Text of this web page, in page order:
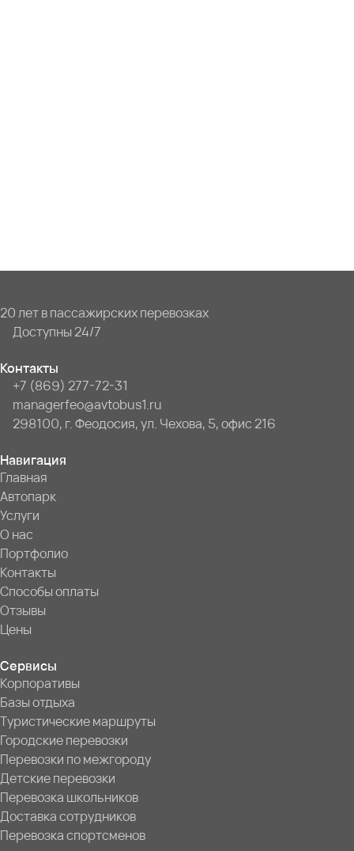
20 лет в пассажирских перевозках
Доступны 24/7
Контакты
+7 (869) 277-72-31
managerfeo@avtobus1.ru
298100, г. Феодосия, ул. Чехова, 5, офис 216
Навигация
Главная
Автопарк
Услуги
О нас
Портфолио
Контакты
Способы оплаты
Отзывы
Цены
Сервисы
Корпоративы
Базы отдыха
Туристические маршруты
Городские перевозки
Перевозки по межгороду
Детские перевозки
Перевозка школьников
Доставка сотрудников
Перевозка спортсменов